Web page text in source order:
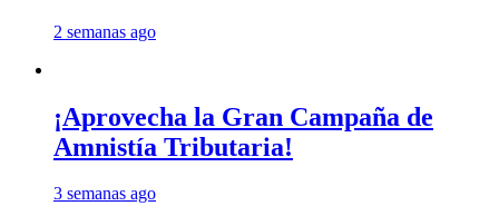
2 semanas ago
¡Aprovecha la Gran Campaña de
Amnistía Tributaria!
3 semanas ago